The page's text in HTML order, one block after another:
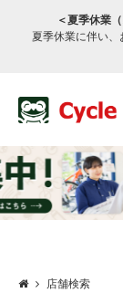
＜夏季休業
夏季休業に伴い
店舗検索